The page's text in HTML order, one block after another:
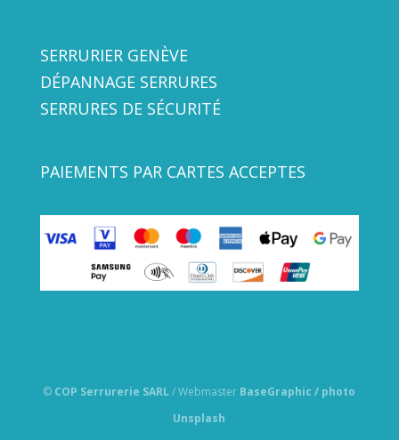
SERRURIER GENÈVE
DÉPANNAGE SERRURES
SERRURES DE SÉCURITÉ
PAIEMENTS PAR CARTES ACCEPTES
© COP Serrurerie SARL/ Webmaster BaseGraphic / photo
Unsplash